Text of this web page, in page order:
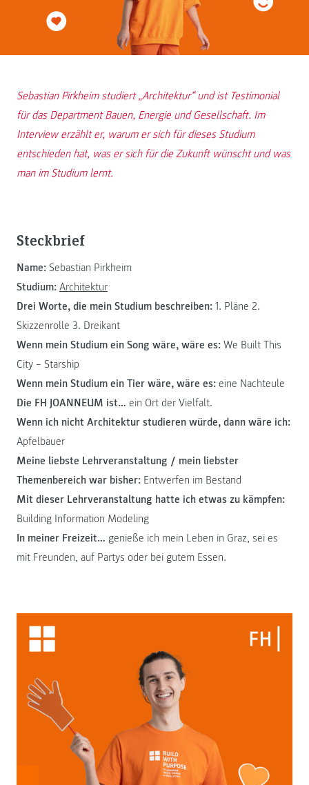
Sebastian Pirkheim studiert „Architektur“ und ist Testimonial
für das Department Bauen, Energie und Gesellschaft. Im
Interview erzählt er, warum er sich für dieses Studium
entschieden hat, was er sich für die Zukunft wünscht und was
man im Studium lernt.
Steckbrief
Name: Sebastian Pirkheim
Studium: Architektur
Drei Worte, die mein Studium beschreiben: 1. Pläne 2.
Skizzenrolle 3. Dreikant
Wenn mein Studium ein Song wäre, wäre es: We Built This
City – Starship
Wenn mein Studium ein Tier wäre, wäre es: eine Nachteule
Die FH JOANNEUM ist… ein Ort der Vielfalt.
Wenn ich nicht Architektur studieren würde, dann wäre ich:
Apfelbauer
Meine liebste Lehrveranstaltung / mein liebster
Themenbereich war bisher: Entwerfen im Bestand
Mit dieser Lehrveranstaltung hatte ich etwas zu kämpfen:
Building Information Modeling
In meiner Freizeit… genieße ich mein Leben in Graz, sei es
mit Freunden, auf Partys oder bei gutem Essen.